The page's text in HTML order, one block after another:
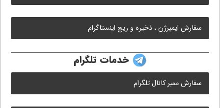
سفارش ایمپرژن ، ذخیره و ریچ اینستاگرام
خدمات تلگرام
سفارش ممبر کانال تلگرام